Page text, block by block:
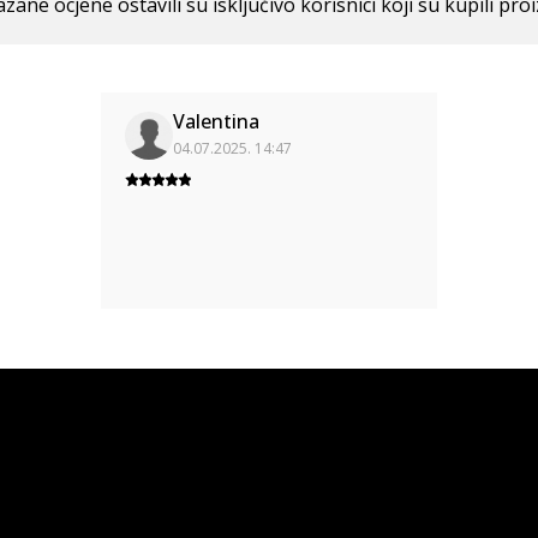
Valentina
04.07.2025. 14:47